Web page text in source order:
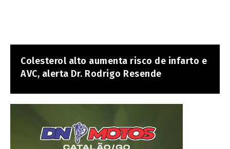
Colesterol alto aumenta risco de infarto e
AVC, alerta Dr. Rodrigo Resende